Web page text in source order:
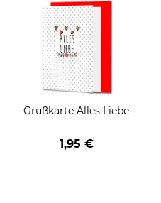
Grußkarte Alles Liebe
1,95 €